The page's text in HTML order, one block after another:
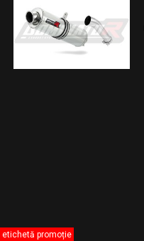
etichetă promoție